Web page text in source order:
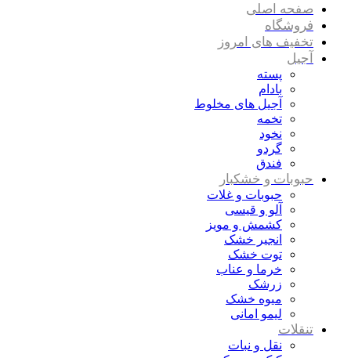
صفحه اصلی
فروشگاه
تخفیف های امروز
آجیل
پسته
بادام
آجیل های مخلوط
تخمه
نخود
گردو
فندق
حبوبات و خشکبار
حبوبات و غلات
آلو و قیسی
کشمش و مویز
انجیر خشک
توت خشک
خرما و عناب
زرشک
میوه خشک
لیمو امانی
تنقلات
نقل و نبات